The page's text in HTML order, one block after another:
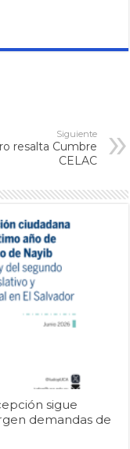
Siguiente
resalta Cumbre
CELAC
sigue
demandas de